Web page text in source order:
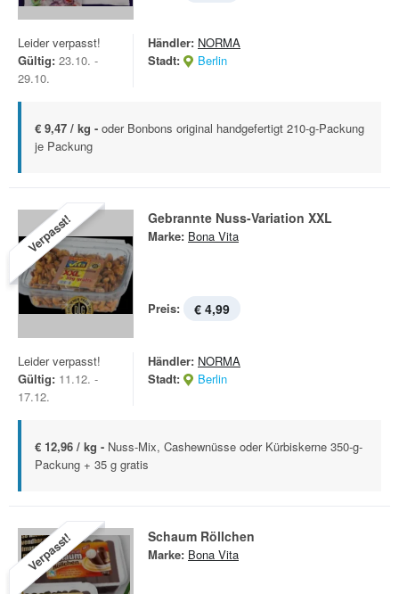
Leider verpasst!
Gültig: 23.10. -
29.10.
Händler: NORMA
Stadt:
Berlin
€ 9,47 / kg - oder Bonbons original handgefertigt 210-g-Packung
je Packung
Verpasst! Gebrannte Nuss-Variation XXL
Marke: Bona Vita
Preis: € 4,99
Leider verpasst!
Gültig: 11.12. -
17.12.
Händler: NORMA
Stadt:
Berlin
€ 12,96 / kg - Nuss-Mix, Cashewnüsse oder Kürbiskerne 350-g-
Packung + 35 g gratis
Verpasst! Schaum Röllchen
Marke: Bona Vita